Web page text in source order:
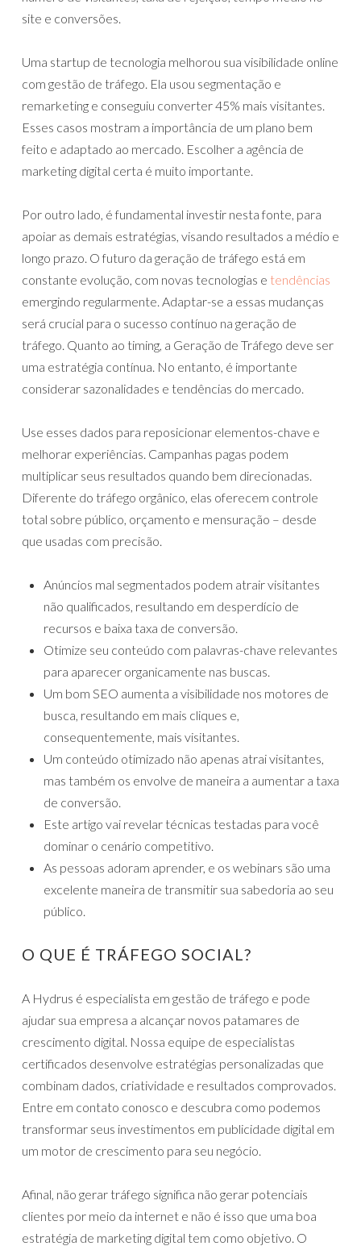
site e conversões.
Uma startup de tecnologia melhorou sua visibilidade online
com gestão de tráfego. Ela usou segmentação e
remarketing e conseguiu converter 45% mais visitantes.
Esses casos mostram a importância de um plano bem
feito e adaptado ao mercado. Escolher a agência de
marketing digital certa é muito importante.
Por outro lado, é fundamental investir nesta fonte, para
apoiar as demais estratégias, visando resultados a médio e
longo prazo. O futuro da geração de tráfego está em
constante evolução, com novas tecnologias e tendências
emergindo regularmente. Adaptar-se a essas mudanças
será crucial para o sucesso contínuo na geração de
tráfego. Quanto ao timing, a Geração de Tráfego deve ser
uma estratégia contínua. No entanto, é importante
considerar sazonalidades e tendências do mercado.
Use esses dados para reposicionar elementos-chave e
melhorar experiências. Campanhas pagas podem
multiplicar seus resultados quando bem direcionadas.
Diferente do tráfego orgânico, elas oferecem controle
total sobre público, orçamento e mensuração – desde
que usadas com precisão.
Anúncios mal segmentados podem atrair visitantes
não qualificados, resultando em desperdício de
recursos e baixa taxa de conversão.
Otimize seu conteúdo com palavras-chave relevantes
para aparecer organicamente nas buscas.
Um bom SEO aumenta a visibilidade nos motores de
busca, resultando em mais cliques e,
consequentemente, mais visitantes.
Um conteúdo otimizado não apenas atrai visitantes,
mas também os envolve de maneira a aumentar a taxa
de conversão.
Este artigo vai revelar técnicas testadas para você
dominar o cenário competitivo.
As pessoas adoram aprender, e os webinars são uma
excelente maneira de transmitir sua sabedoria ao seu
público.
O QUE É TRÁFEGO SOCIAL?
A Hydrus é especialista em gestão de tráfego e pode
ajudar sua empresa a alcançar novos patamares de
crescimento digital. Nossa equipe de especialistas
certificados desenvolve estratégias personalizadas que
combinam dados, criatividade e resultados comprovados.
Entre em contato conosco e descubra como podemos
transformar seus investimentos em publicidade digital em
um motor de crescimento para seu negócio.
Afinal, não gerar tráfego significa não gerar potenciais
clientes por meio da internet e não é isso que uma boa
estratégia de marketing digital tem como objetivo. O